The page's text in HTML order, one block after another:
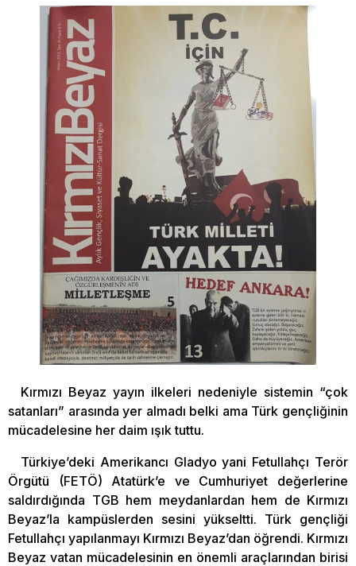
Kırmızı Beyaz yayın ilkeleri nedeniyle sistemin “çok
satanları” arasında yer almadı belki ama Türk gençliğinin
mücadelesine her daim ışık tuttu.
Türkiye’deki Amerikancı Gladyo yani Fetullahçı Terör
Örgütü (FETÖ) Atatürk’e ve Cumhuriyet değerlerine
saldırdığında TGB hem meydanlardan hem de Kırmızı
Beyaz’la kampüslerden sesini yükseltti. Türk gençliği
Fetullahçı yapılanmayı Kırmızı Beyaz’dan öğrendi. Kırmızı
Beyaz vatan mücadelesinin en önemli araçlarından birisi